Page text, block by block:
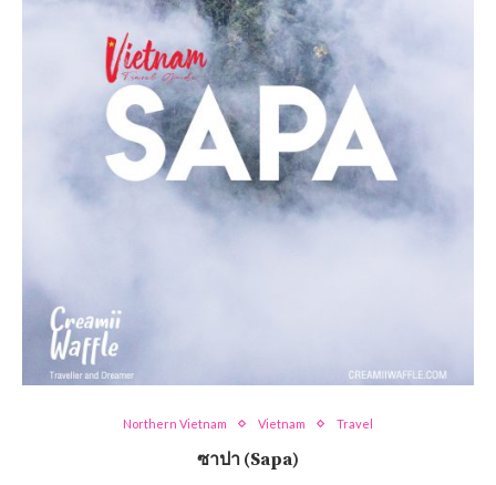
Northern Vietnam Vietnam Travel
ซาปา (Sapa)